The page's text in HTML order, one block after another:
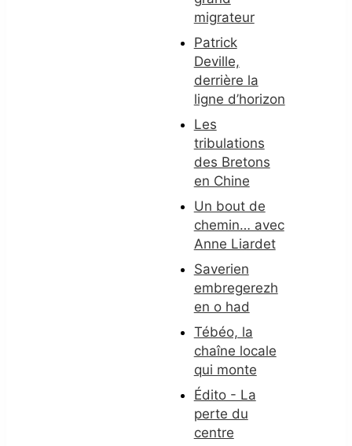
migrateur
Patrick
Deville,
derrière la
ligne d’horizon
Les
tribulations
des Bretons
en Chine
Un bout de
chemin… avec
Anne Liardet
Saverien
embregerezh
en o had
Tébéo, la
chaîne locale
qui monte
Édito - La
perte du
centre